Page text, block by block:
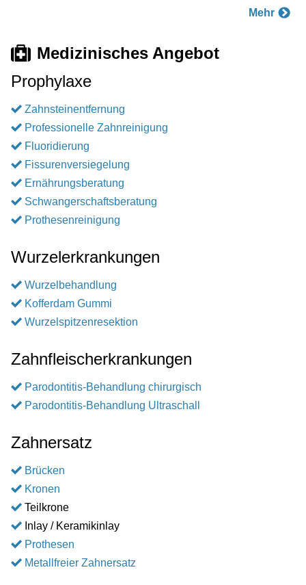
Mehr
Medizinisches Angebot
Prophylaxe
Zahnsteinentfernung
Professionelle Zahnreinigung
Fluoridierung
Fissurenversiegelung
Ernährungsberatung
Schwangerschaftsberatung
Prothesenreinigung
Wurzelerkrankungen
Wurzelbehandlung
Kofferdam Gummi
Wurzelspitzenresektion
Zahnfleischerkrankungen
Parodontitis-Behandlung chirurgisch
Parodontitis-Behandlung Ultraschall
Zahnersatz
Brücken
Kronen
Teilkrone
Inlay / Keramikinlay
Prothesen
Metallfreier Zahnersatz